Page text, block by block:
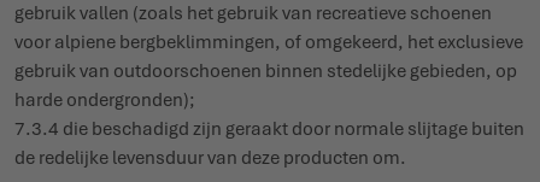
gebruik vallen (zoals het gebruik van recre­atieve schoenen
voor alpiene berg­be­klim­mingen, of omgekeerd, het exclusieve
gebruik van outdoor­schoenen binnen stedelijke gebieden, op
harde onder­gronden);
7.3.4 die beschadigd zijn geraakt door normale slijtage buiten
de redelijke levensduur van deze producten om.